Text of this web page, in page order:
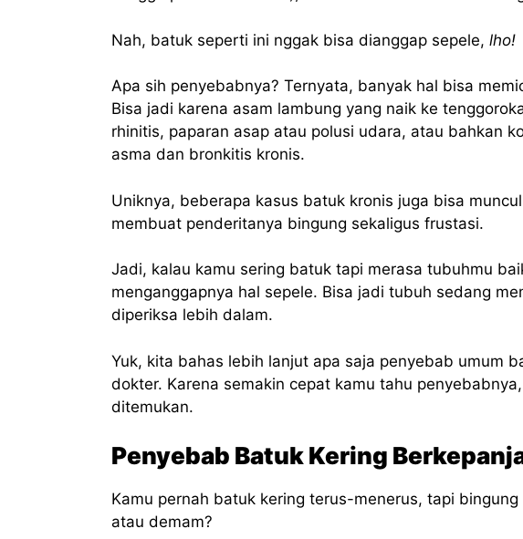
Nah, batuk seperti ini nggak bisa dianggap sepele, lho!
Apa sih penyebabnya? Ternyata, banyak hal bisa
Bisa jadi karena asam lambung yang naik ke
rhinitis, paparan asap atau polusi udara, atau bahkan
asma dan bronkitis kronis.
Uniknya, beberapa kasus batuk kronis juga bisa
membuat penderitanya bingung sekaligus frustasi.
Jadi, kalau kamu sering batuk tapi merasa tubuhmu
menganggapnya hal sepele. Bisa jadi tubuh sedang
diperiksa lebih dalam.
Yuk, kita bahas lebih lanjut apa saja penyebab umum
dokter. Karena semakin cepat kamu tahu
ditemukan.
Penyebab Batuk Kering
Kamu pernah batuk kering terus-menerus, tapi
atau demam?